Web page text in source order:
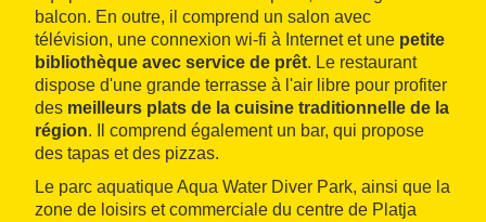
balcon. En outre, il comprend un salon avec
télévision, une connexion wi‑fi à Internet et une petite
bibliothèque avec service de prêt. Le restaurant
dispose d'une grande terrasse à l'air libre pour profiter
des meilleurs plats de la cuisine traditionnelle de la
région. Il comprend également un bar, qui propose
des tapas et des pizzas.
Le parc aquatique Aqua Water Diver Park, ainsi que la
zone de loisirs et commerciale du centre de Platja